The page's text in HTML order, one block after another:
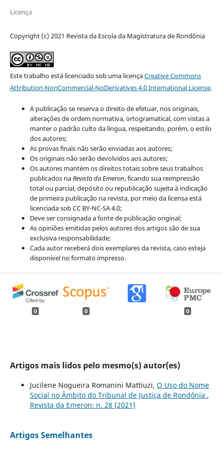
Licença
Copyright (c) 2021 Revista da Escola da Magistratura de Rondônia
Este trabalho está licenciado sob uma licençaCreative Commons
Attribution-NonCommercial-NoDerivatives 4.0 International License.
A publicação se reserva o direito de efetuar, nos originais,
alterações de ordem normativa, ortogramatical, com vistas a
manter o padrão culto da língua, respeitando, porém, o estilo
dos autores;
As provas finais não serão enviadas aos autores;
Os originais não serão devolvidos aos autores;
Os autores mantém os direitos totais sobre seus trabalhos
publicados naRevista da Emeron, ficando sua reimpressão
total ou parcial, depósito ou republicação sujeita à indicação
de primeira publicação na revista, por meio da licensa está
licenciada sob CC BY-NC-SA 4.0;
Deve ser consignada a fonte de publicação original;
As opiniões emitidas pelos autores dos artigos são de sua
exclusiva responsabilidade;
Cada autor receberá dois exemplares da revista, caso esteja
disponível no formato impresso.
0 0 0
Artigos mais lidos pelo mesmo(s) autor(es)
Jucilene Nogueira Romanini Mattiuzi, O Uso do Nome
Social no Âmbito do Tribunal de Justiça de Rondônia ,
Revista da Emeron: n. 28 (2021)
Artigos Semelhantes